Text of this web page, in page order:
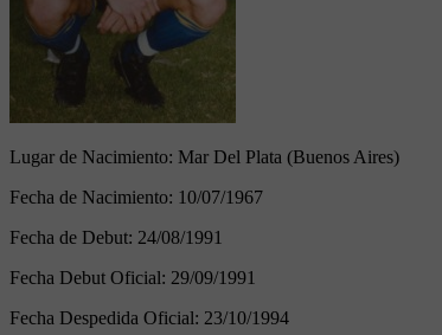
Lugar de Nacimiento: Mar Del Plata (Buenos Aires)
Fecha de Nacimiento: 10/07/1967
Fecha de Debut: 24/08/1991
Fecha Debut Oficial: 29/09/1991
Fecha Despedida Oficial: 23/10/1994